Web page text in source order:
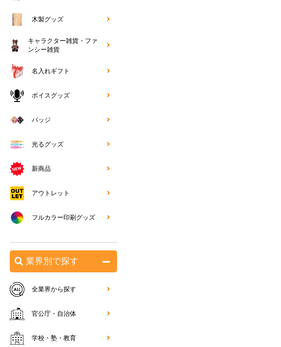
木製グッズ
キャラクター雑貨・ファ
ンシー雑貨
名入れギフト
ボイスグッズ
バッジ
光るグッズ
新商品
アウトレット
フルカラー印刷グッズ
業界別で探す
全業界から探す
官公庁・自治体
学校・塾・教育